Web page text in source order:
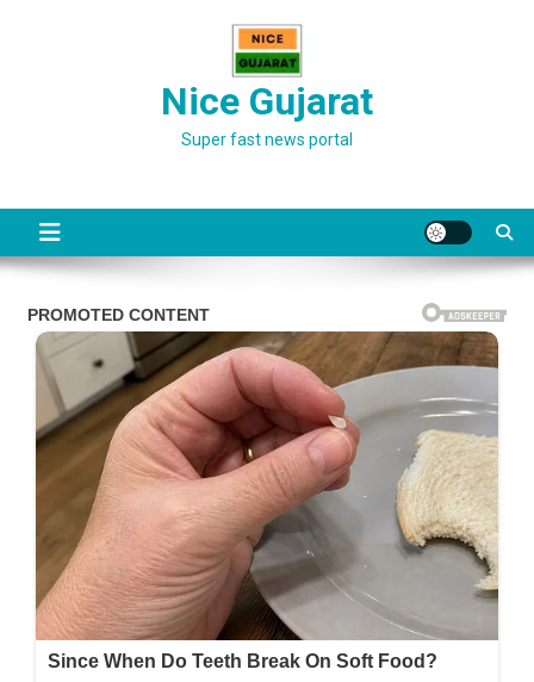
Nice Gujarat
Super fast news portal